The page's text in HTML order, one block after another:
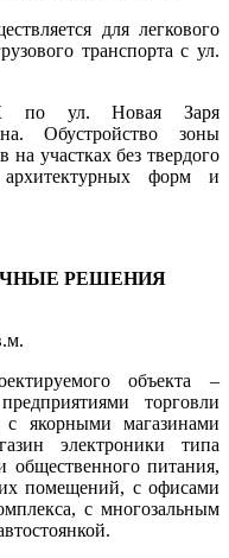
для легкового
транспорта с ул.
по ул. Новая Заря
Обустройство зоны
на участках без твердого
форм и
РЕШЕНИЯ
объекта –
торговли
с якорными магазинами
электроники типа
общественного питания,
помещений, с офисами
с многозальным